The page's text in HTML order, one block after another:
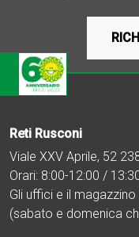
Reti Rusconi
Viale XXV Aprile, 52
Orari: 8:00-12:00 /
Gli uffici e il
(sabato e domenica